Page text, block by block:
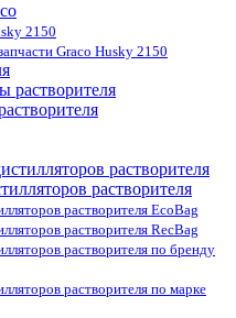
2150
Graco Husky 2150
растворителя
растворителя EcoBag
растворителя RecBag
растворителя по бренду
растворителя по марке